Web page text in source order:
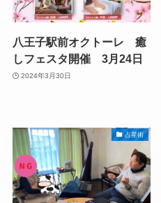
八王子駅前オクトーレ 癒
しフェスタ開催 3月24日
2024年3月30日
占星術